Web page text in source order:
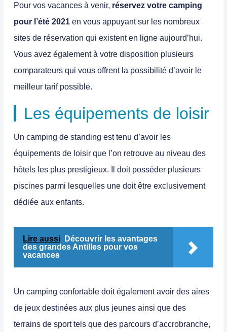
Pour vos vacances à venir, réservez votre camping
pour l’été 2021 en vous appuyant sur les nombreux
sites de réservation qui existent en ligne aujourd’hui.
Vous avez également à votre disposition plusieurs
comparateurs qui vous offrent la possibilité d’avoir le
meilleur tarif possible.
Les équipements de loisir
Un camping de standing est tenu d’avoir les
équipements de loisir que l’on retrouve au niveau des
hôtels les plus prestigieux. Il doit posséder plusieurs
piscines parmi lesquelles une doit être exclusivement
dédiée aux enfants.
Lire aussi
Découvrir les avantages
des grandes Antilles pour vos
vacances
Un camping confortable doit également avoir des aires
de jeux destinées aux plus jeunes ainsi que des
terrains de sport tels que des parcours d’accrobranche,